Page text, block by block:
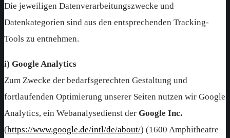
Die jeweiligen Datenverarbeitungszwecke und
Datenkategorien sind aus den entsprechenden Tracking-
Tools zu entnehmen.
i) Google Analytics
Zum Zwecke der bedarfsgerechten Gestaltung und
fortlaufenden Optimierung unserer Seiten nutzen wir Google
Analytics, ein Webanalysedienst der Google Inc.
(https://www.google.de/intl/de/about/) (1600 Amphitheatre